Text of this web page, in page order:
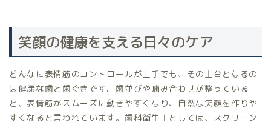
笑顔の健康を支える日々のケア
どんなに表情筋のコントロールが上手でも、その土台となるの
は健康な歯と歯ぐきです。歯並びや噛み合わせが整っている
と、表情筋がスムーズに動きやすくなり、自然な笑顔を作りや
すくなると言われています。歯科衛生士としては、スクリーン